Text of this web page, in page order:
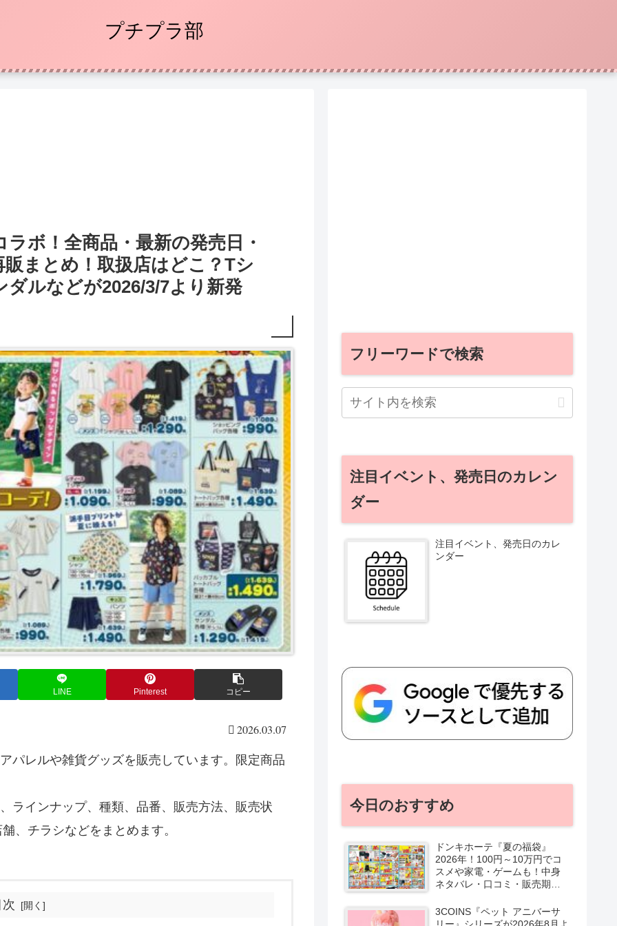
プチプラ部
ボ！全商品・最新の発売日・
まとめ！取扱店はどこ？Tシ
ルなどが2026/3/7より新発
LINE Pinterest コピー
2026.03.07
パレルや雑貨グッズを販売しています。限定商品
ラインナップ、種類、品番、販売方法、販売状
、チラシなどをまとめます。
フリーワードで検索
注目イベント、発売日のカレン
ダー
注目イベント、発売日のカレ
ンダー
今日のおすすめ
ドンキホーテ『夏の福袋』
2026年！100円～10万円でコ
スメや家電・ゲームも！中身
ネタバレ・口コミ・販売期
3COINS『ペット アニバーサ